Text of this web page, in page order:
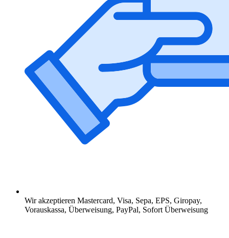
Wir akzeptieren Mastercard, Visa, Sepa, EPS, Giropay,
Vorauskassa, Überweisung, PayPal, Sofort Überweisung